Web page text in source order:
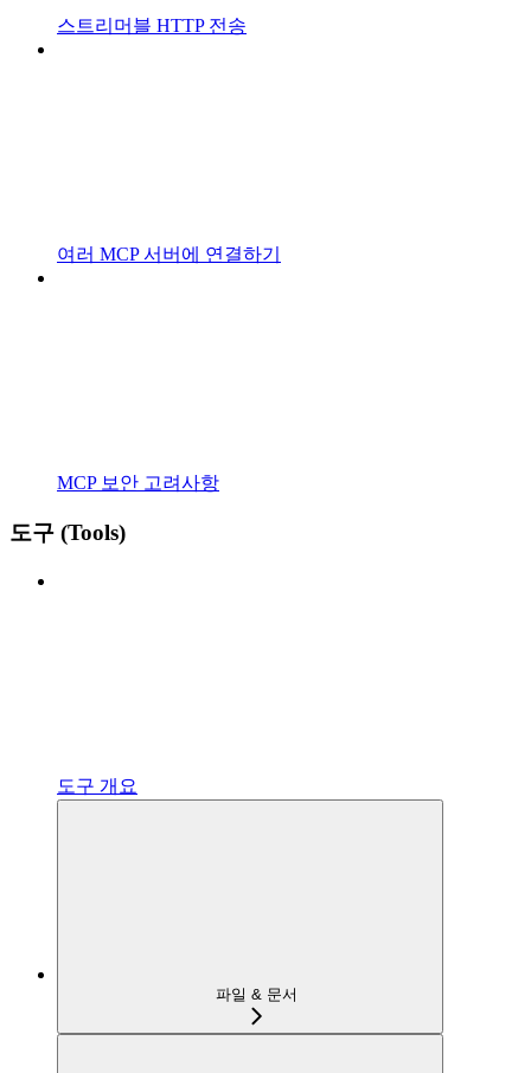
스트리머블 HTTP 전송
여러 MCP 서버에 연결하기
MCP 보안 고려사항
도구 (Tools)
도구 개요
파일 & 문서